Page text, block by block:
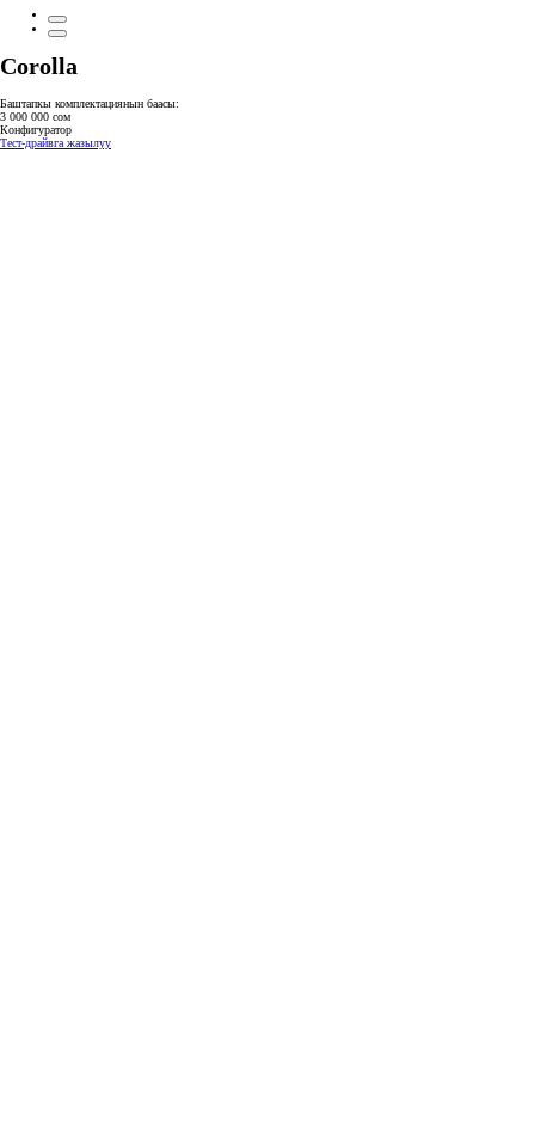
Corolla
Баштапкы комплектациянын баасы:
3 000 000 сом
Конфигуратор
Тест-драйвга жазылуу